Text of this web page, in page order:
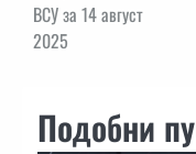
ВСУ за 14 август
2025
Подобни